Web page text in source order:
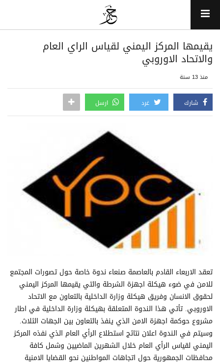
يقيمها المركز اليمني لقياس الراي العام
والاتحاد الاوروبي
منذ 13 سنة
شارك غرد ارسل
تعقد الاربعاء القادم بالعاصمة صنعاء ندوة خاصة حول تصورات المجتمع
للامن في ضوء هيكلة اجهزة الشرطة والتي يقيمها المركز اليمني
لحقوق الانسان وفريق هيكلة وزارة الداخلية بالتعاون مع الاتحاد
الاوروبي. تأتي هذا الندوة المتعلقة بهيكلة وزارة الداخلية في اطار
مشروع حوكمة اجهزة الامن الذي ينفذ بالتعاون بين الجهات الثلاث.
وسيتم في الندوة اعلان نتائج استطلاع الرأي العام الذي نفذه المركز
اليمني لقياس الرأي العام خلال الشهرين الماضيين وشمل كافة
محافظات الجمهورية حول اتجاهات المواطنين نحو القضايا الامنية